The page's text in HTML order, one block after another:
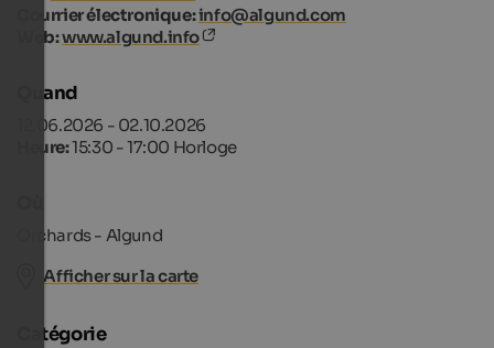
Courrier électronique:info@algund.com
Web:www.algund.info
Quand
12.06.2026 - 02.10.2026
Heure:15:30 - 17:00 Horloge
Orchards - Algund
Afficher sur la carte
Catégorie